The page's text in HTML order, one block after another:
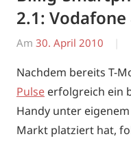
2.1: Vodafone
Am 30. April 2010
Nachdem bereits T-
Pulse erfolgreich ein
Handy unter
Markt platziert hat,